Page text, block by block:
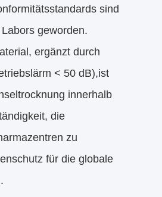
sind
geworden.
ergänzt durch
< 50 dB),ist
innerhalb
die
zu
für die globale